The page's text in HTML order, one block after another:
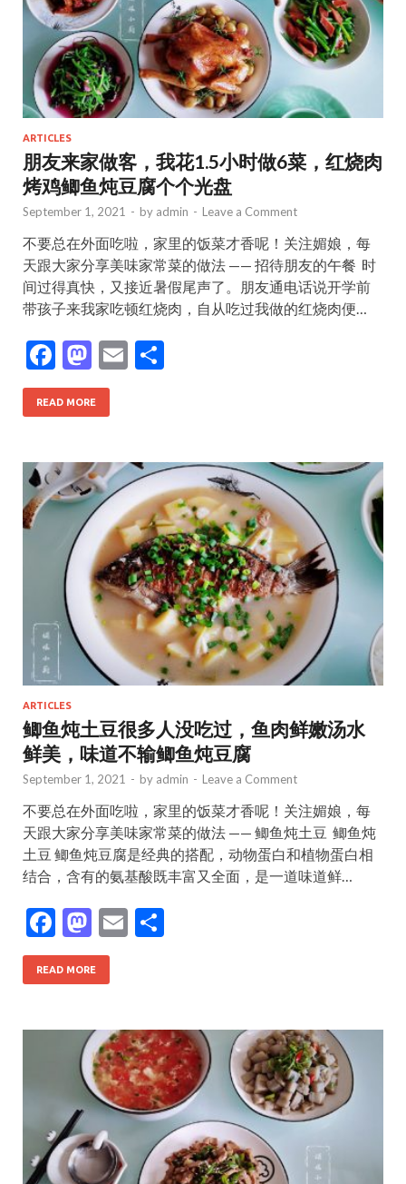
ARTICLES
朋友来家做客，我花1.5小时做6菜，红烧肉
烤鸡鲫鱼炖豆腐个个光盘
September 1, 2021 - by admin - Leave a Comment
不要总在外面吃啦，家里的饭菜才香呢！关注媚娘，每
天跟大家分享美味家常菜的做法 —— 招待朋友的午餐 ​ 时
间过得真快，又接近暑假尾声了。朋友通电话说开学前
带孩子来我家吃顿红烧肉，自从吃过我做的红烧肉便…
F
ac
e
o
o
M
as
to
o
n
E
READ MORE
ARTICLES
鲫鱼炖土豆很多人没吃过，鱼肉鲜嫩汤水
鲜美，味道不输鲫鱼炖豆腐
September 1, 2021 - by admin - Leave a Comment
不要总在外面吃啦，家里的饭菜才香呢！关注媚娘，每
天跟大家分享美味家常菜的做法 —— 鲫鱼炖土豆 ​ 鲫鱼炖
土豆 鲫鱼炖豆腐是经典的搭配，动物蛋白和植物蛋白相
结合，含有的氨基酸既丰富又全面，是一道味道鲜…
F
ac
e
o
k
M
as
to
o
n
E
READ MORE